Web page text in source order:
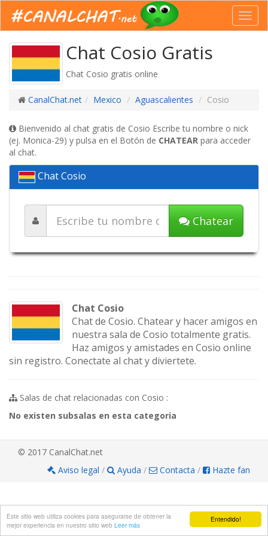
Entendido!
Este sitio web utiliza cookies para asegurarse de obtener la
mejor experiencia en nuestro sitio web Leer más
Chat Cosio Gratis
Chat Cosio gratis online
CanalChat.net Mexico Aguascalientes Cosio
Bienvenido al chat gratis de Cosio Escribe tu nombre o nick
(ej. Monica-29) y pulsa en el Botón de CHATEAR para acceder
al chat.
Chat Cosio
Chatear
Chat Cosio
Chat de Cosio. Chatear y hacer amigos en
nuestra sala de Cosio totalmente gratis.
Haz amigos y amistades en Cosio online
sin registro. Conectate al chat y diviertete.
Salas de chat relacionadas con Cosio :
No existen subsalas en esta categoria
© 2017 CanalChat.net
Aviso legal / Ayuda / Contacta / Hazte fan